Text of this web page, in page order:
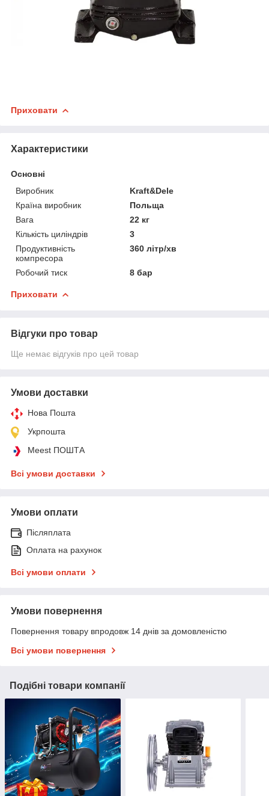
Приховати
Характеристики
Основні
Виробник
Kraft&Dele
Країна виробник
Польща
Вага
22 кг
Кількість циліндрів
3
Продуктивність
компресора
360 літр/хв
Робочий тиск 8 бар
Приховати
Відгуки про товар
Ще немає відгуків про цей товар
Умови доставки
Нова Пошта
Укрпошта
Meest ПОШТА
Всі умови доставки
Умови оплати
Післяплата
Оплата на рахунок
Всі умови оплати
Умови повернення
Повернення товару впродовж 14 днів за домовленістю
Всі умови повернення
Подібні товари компанії